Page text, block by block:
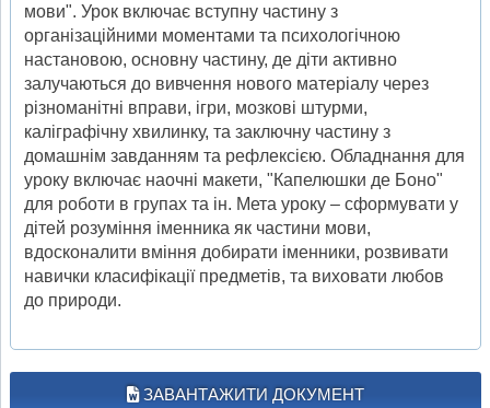
мови". Урок включає вступну частину з
організаційними моментами та психологічною
настановою, основну частину, де діти активно
залучаються до вивчення нового матеріалу через
різноманітні вправи, ігри, мозкові штурми,
каліграфічну хвилинку, та заключну частину з
домашнім завданням та рефлексією. Обладнання для
уроку включає наочні макети, "Капелюшки де Боно"
для роботи в групах та ін. Мета уроку – сформувати у
дітей розуміння іменника як частини мови,
вдосконалити вміння добирати іменники, розвивати
навички класифікації предметів, та виховати любов
до природи.
ЗАВАНТАЖИТИ ДОКУМЕНТ